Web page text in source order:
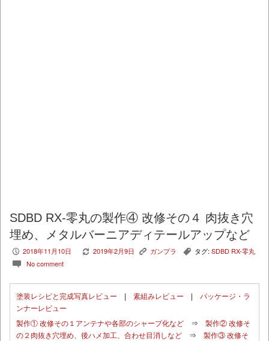
SDBD RX-零丸の製作④ 改修その４ 肉抜き穴
埋め、メタルバーニアディテールアップなど
P 2018年11月10日 V 2019年2月9日 K ガンプラ , タグ: SDBD RX-零丸
c No comment
塗装レシピと完成写真レビュー | 素組みレビュー | パッケージ・ラ
ンナーレビュー
製作① 改修その１アンテナや各部のシャープ化など ⇒ 製作② 改修そ
の２肉抜き穴埋め、後ハメ加工、合わせ目消しなど ⇒ 製作③ 改修そ